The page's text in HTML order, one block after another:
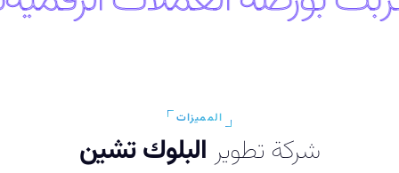
المميزات
شركة تطوير البلوك تشين